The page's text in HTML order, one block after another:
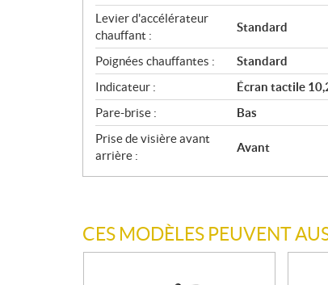
Levier d'accélérateur
chauffant :
Standard
Poignées chauffantes :
Standard
Indicateur :
Écran tactile
Pare-brise :
Bas
Prise de visière avant
arrière :
Avant
CES MODÈLES PEUVENT